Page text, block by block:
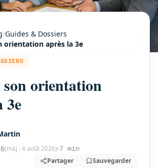
/Guides & Dossiers
orientation après la 3e
orientation
3e
(màj : 4 août 2026) 7 min
Partager Sauvegarder